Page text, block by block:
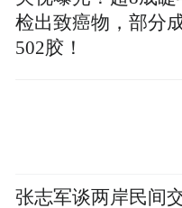
搭载800V碳化硅
710km。增程版车
检出致癌物，部分
502胶！
张志军谈两岸民间